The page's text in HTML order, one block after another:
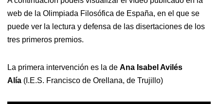
web de la Olimpiada Filosófica de España, en el que se
puede ver la lectura y defensa de las disertaciones de los
tres primeros premios.
La primera intervención es la de Ana Isabel Avilés
Alía (I.E.S. Francisco de Orellana, de Trujillo)